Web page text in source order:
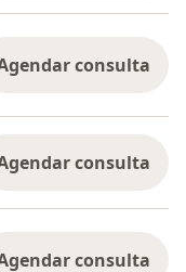
consulta
consulta
consulta